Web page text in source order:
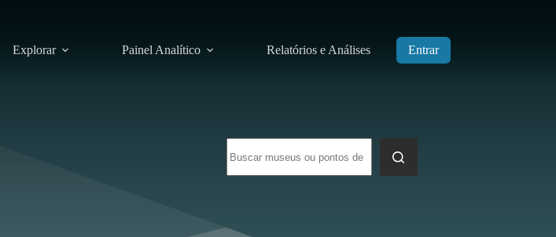
Explorar Painel Analítico Relatórios e Análises Entrar
resultados